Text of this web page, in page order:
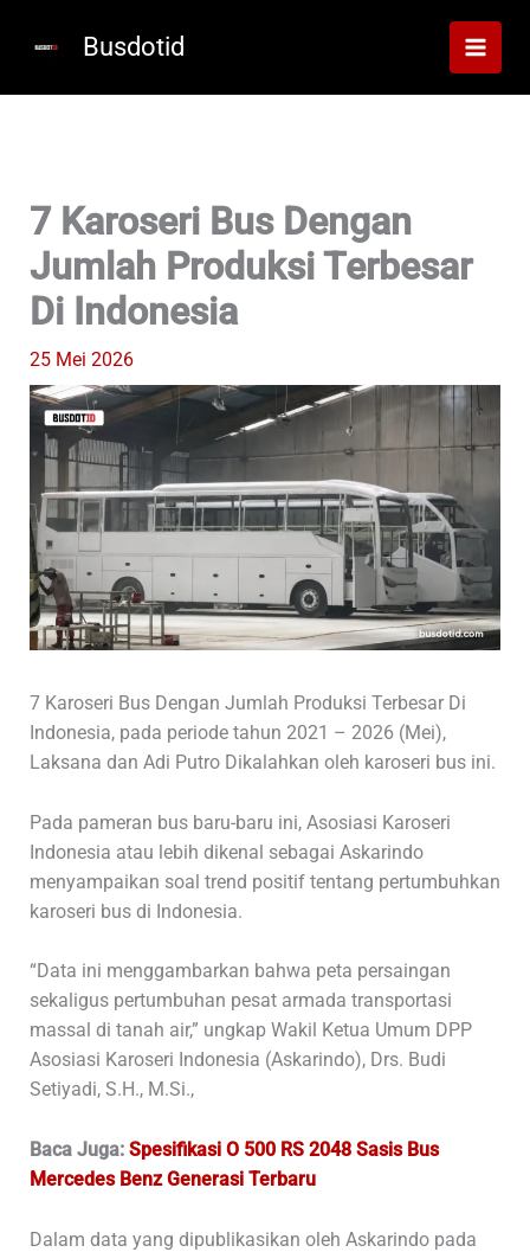
Busdotid
7 Karoseri Bus Dengan
Jumlah Produksi Terbesar
Di Indonesia
25 Mei 2026
7 Karoseri Bus Dengan Jumlah Produksi Terbesar Di
Indonesia, pada periode tahun 2021 – 2026 (Mei),
Laksana dan Adi Putro Dikalahkan oleh karoseri bus ini.
Pada pameran bus baru-baru ini, Asosiasi Karoseri
Indonesia atau lebih dikenal sebagai Askarindo
menyampaikan soal trend positif tentang pertumbuhkan
karoseri bus di Indonesia.
“Data ini menggambarkan bahwa peta persaingan
sekaligus pertumbuhan pesat armada transportasi
massal di tanah air,” ungkap Wakil Ketua Umum DPP
Asosiasi Karoseri Indonesia (Askarindo), Drs. Budi
Setiyadi, S.H., M.Si.,
Baca Juga: Spesifikasi O 500 RS 2048 Sasis Bus
Mercedes Benz Generasi Terbaru
Dalam data yang dipublikasikan oleh Askarindo pada